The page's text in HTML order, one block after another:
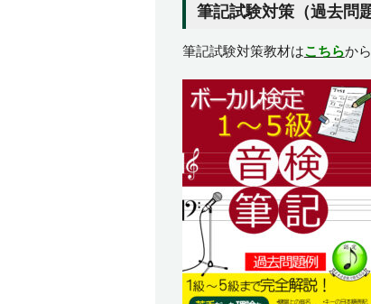
筆記試験対策（過去問
筆記試験対策教材はこちらか